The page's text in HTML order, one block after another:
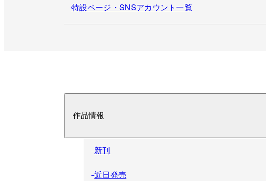
特設ページ・SNSアカウント一覧
作品情報
新刊
近日発売